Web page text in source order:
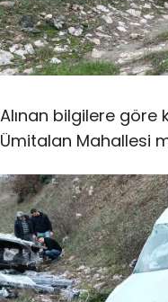
Alınan bilgilere göre
Ümitalan Mahallesi